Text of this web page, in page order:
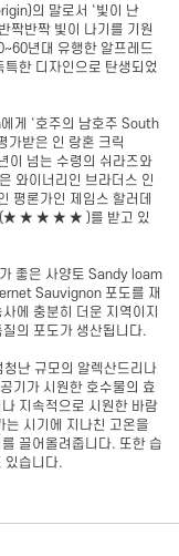
의 말로서 ‘빛이 난
짝반짝 빛이 나기를 기원
년대 유행한 알프레드
한 디자인으로 탄생되었
게 ‘호주의 남호주 South
가받은 인 랑혼 크릭
이 넘는 수령의 쉬라즈와
와이너리인 브라더스 인
평론가인 제임스 할러데
(★ ★ ★ ★ ★ )를 받고 있
좋은 사양토 Sandy loam
Sauvignon 포도를 재
에 충분히 더운 지역이지
의 포도가 생산됩니다.
난 규모의 알렉산드리나
기가 시원한 호수물의 효
지속적으로 시원한 바람
는 시기에 지나친 고온을
끌어올려줍니다. 또한 습
있습니다.